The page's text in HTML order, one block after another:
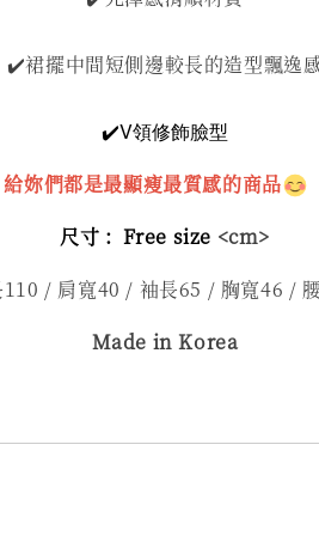
✔️裙擺中間短側邊較長的造型飄逸
✔️V領修飾臉型
給妳們都是最顯瘦最質感的商品
尺寸 : Free size <cm>
110 / 肩寬40 / 袖長65 / 胸寬46 /
Made in Korea